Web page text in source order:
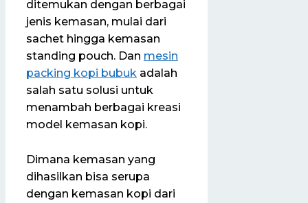
ditemukan dengan berbagai
jenis kemasan, mulai dari
sachet hingga kemasan
standing pouch. Dan mesin
packing kopi bubuk adalah
salah satu solusi untuk
menambah berbagai kreasi
model kemasan kopi.
Dimana kemasan yang
dihasilkan bisa serupa
dengan kemasan kopi dari